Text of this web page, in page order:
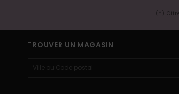
(*)
TROUVER UN MAGASIN